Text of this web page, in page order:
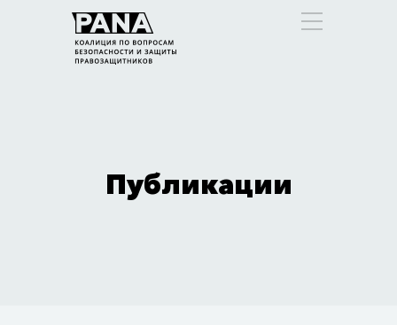
Публикации